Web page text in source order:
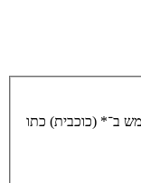
ב־* (כוכבית) כתו